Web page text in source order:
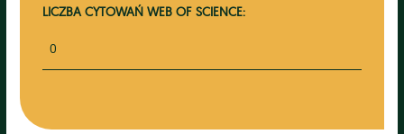
LICZBA CYTOWAŃ WEB OF SCIENCE:
0